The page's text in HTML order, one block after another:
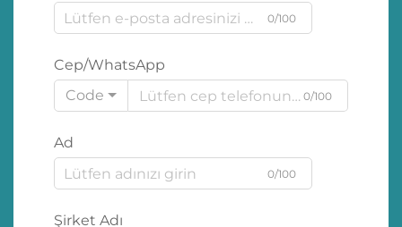
0/100
Cep/WhatsApp
Code
0/100
Ad
0/100
Şirket Adı